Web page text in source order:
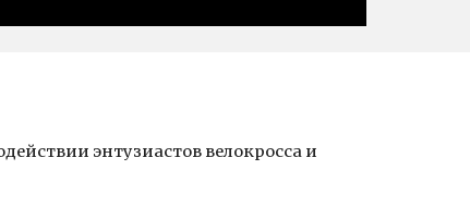
энтузиастов велокросса и